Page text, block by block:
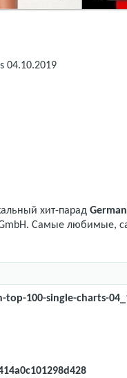
04.10.2019
хит-парад
Самые любимые,
top-100-single-charts-